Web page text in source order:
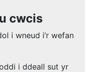
cwcis
i wneud i’r wefan
i ddeall sut yr